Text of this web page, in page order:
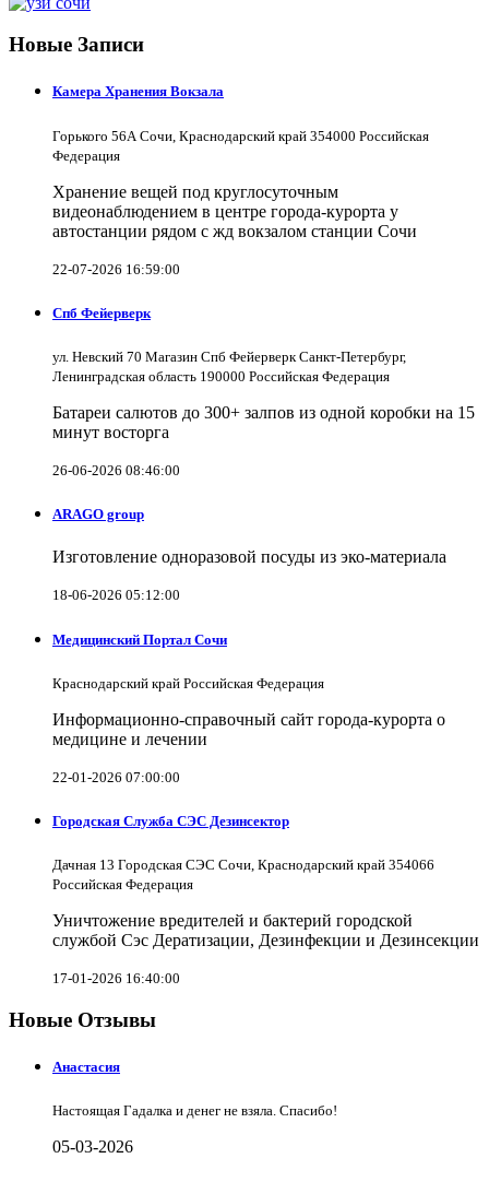
Новые Записи
Камера Хранения Вокзала
Горького 56А Сочи, Краснодарский край 354000 Российская
Федерация
Хранение вещей под круглосуточным
видеонаблюдением в центре города-курорта у
автостанции рядом с жд вокзалом станции Сочи
22-07-2026 16:59:00
Спб Фейерверк
ул. Невский 70 Магазин Спб Фейерверк Санкт-Петербург,
Ленинградская область 190000 Российская Федерация
Батареи салютов до 300+ залпов из одной коробки на 15
минут восторга
26-06-2026 08:46:00
ARAGO group
Изготовление одноразовой посуды из эко-материала
18-06-2026 05:12:00
Медицинский Портал Сочи
Краснодарский край Российская Федерация
Информационно-справочный сайт города-курорта о
медицине и лечении
22-01-2026 07:00:00
Городская Служба СЭС Дезинсектор
Дачная 13 Городская СЭС Сочи, Краснодарский край 354066
Российская Федерация
Уничтожение вредителей и бактерий городской
службой Сэс Дератизации, Дезинфекции и Дезинсекции
17-01-2026 16:40:00
Новые Отзывы
Анастасия
Настоящая Гадалка и денег не взяла. Спасибо!
05-03-2026